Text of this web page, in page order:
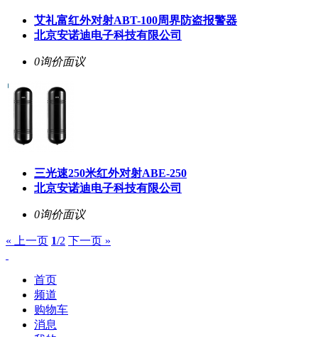
艾礼富红外对射ABT-100周界防盗报警器
北京安诺迪电子科技有限公司
0询价面议
三光速250米红外对射ABE-250
北京安诺迪电子科技有限公司
0询价面议
« 上一页 1/2 下一页 »
首页
频道
购物车
消息